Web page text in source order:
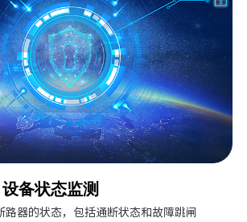
设备状态监测
路器的状态，包括通断状态和故障跳闸